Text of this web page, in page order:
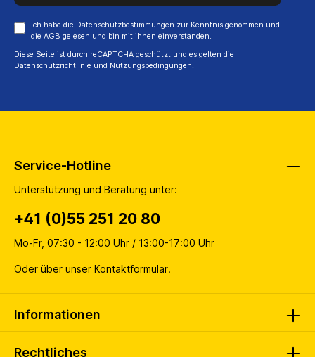
Ich habe die Datenschutzbestimmungen zur Kenntnis genommen und
die AGB gelesen und bin mit ihnen einverstanden.
Diese Seite ist durch reCAPTCHA geschützt und es gelten die
Datenschutzrichtlinie und Nutzungsbedingungen
Service-Hotline
Unterstützung und Beratung unter:
+41 (0)55 251 20 80
Mo-Fr, 07:30 - 12:00 Uhr / 13:00-17:00 Uhr
Oder über unser Kontaktformular.
Informationen
Rechtliches